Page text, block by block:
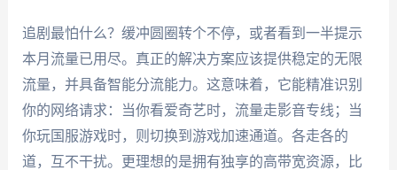
追剧最怕什么？缓冲圆圈转个不停，或者看到一半提示
本月流量已用尽。真正的解决方案应该提供稳定的无限
流量，并具备智能分流能力。这意味着，它能精准识别
你的网络请求：当你看爱奇艺时，流量走影音专线；当
你玩国服游戏时，则切换到游戏加速通道。各走各的
道，互不干扰。更理想的是拥有独享的高带宽资源，比